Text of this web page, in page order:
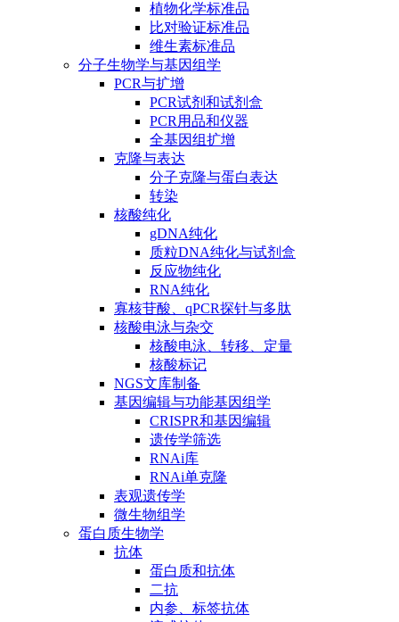
植物化学标准品
比对验证标准品
维生素标准品
分子生物学与基因组学
PCR与扩增
PCR试剂和试剂盒
PCR用品和仪器
全基因组扩增
克隆与表达
分子克隆与蛋白表达
转染
核酸纯化
gDNA纯化
质粒DNA纯化与试剂盒
反应物纯化
RNA纯化
寡核苷酸、qPCR探针与多肽
核酸电泳与杂交
核酸电泳、转移、定量
核酸标记
NGS文库制备
基因编辑与功能基因组学
CRISPR和基因编辑
遗传学筛选
RNAi库
RNAi单克隆
表观遗传学
微生物组学
蛋白质生物学
抗体
蛋白质和抗体
二抗
内参、标签抗体